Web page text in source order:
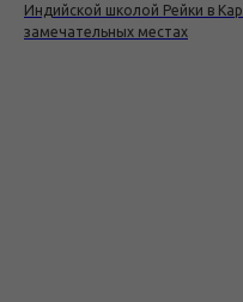
Индийской школой Рейки в
замечательных местах